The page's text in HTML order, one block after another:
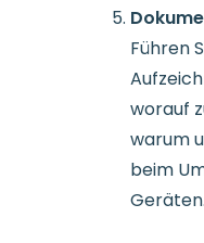
Führen
worauf
warum
beim
Geräten.